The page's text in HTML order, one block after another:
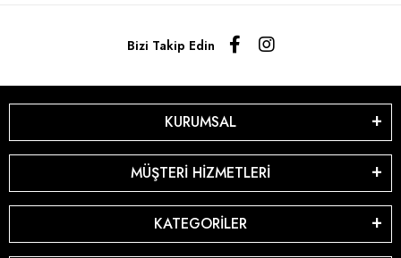
Bizi Takip Edin
KURUMSAL
MÜŞTERİ HİZMETLERİ
KATEGORİLER